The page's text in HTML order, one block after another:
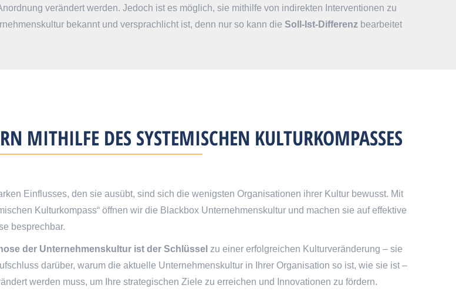
verändert werden. Jedoch ist es möglich, sie mithilfe von indirekten Interventionen zu
bekannt und versprachlicht ist, denn nur so kann die Soll-Ist-Differenz bearbeitet
MITHILFE DES SYSTEMISCHEN KULTURKOMPASSES
Einflusses, den sie ausübt, sind sich die wenigsten Organisationen ihrer Kultur bewusst. Mit
Kulturkompass“ öffnen wir die Blackbox Unternehmenskultur und machen sie auf effektive
besprechbar.
der Unternehmenskultur ist der Schlüssel zu einer erfolgreichen Kulturveränderung – sie
darüber, warum die aktuelle Unternehmenskultur in Ihrer Organisation so ist, wie sie ist –
werden muss, um Ihre strategischen Ziele zu erreichen und Innovationen zu fördern.